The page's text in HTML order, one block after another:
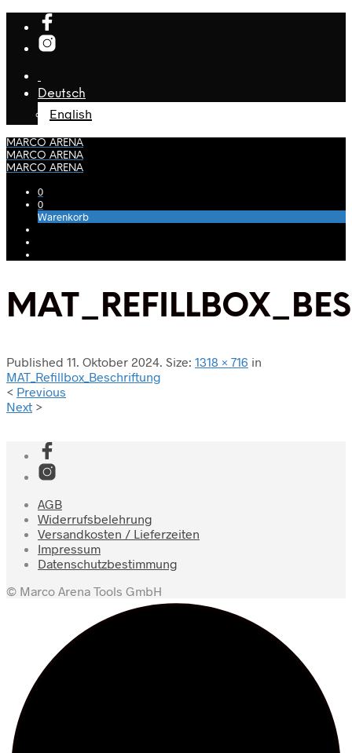
Deutsch
English
MARCO ARENA
MARCO ARENA
MARCO ARENA
0
0
Warenkorb
Published 11. Oktober 2024. Size: 1318 × 716 in
MAT_Refillbox_Beschriftung
< Previous
Next >
AGB
Widerrufsbelehrung
Versandkosten / Lieferzeiten
Impressum
Datenschutzbestimmung
© Marco Arena Tools GmbH